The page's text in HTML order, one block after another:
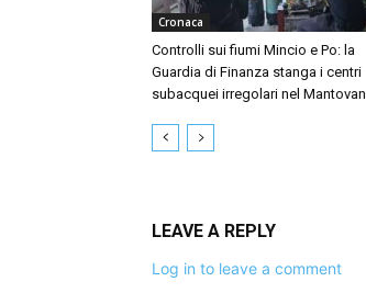
Cronaca
Controlli sui fiumi Mincio e Po: la
Guardia di Finanza stanga i centri
subacquei irregolari nel
LEAVE A REPLY
Log in to leave a comment